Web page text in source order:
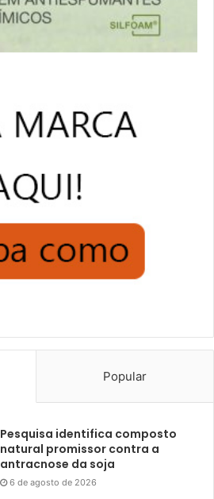
Popular
Pesquisa identifica composto
natural promissor contra a
antracnose da soja
6 de agosto de 2026